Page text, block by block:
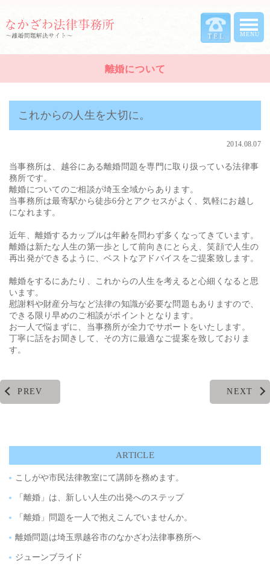
離婚について
これからの人生を大切に。
2014.08.07
当事務所は、越谷にある離婚問題を専門に取り扱っている法律事
務所です。
離婚についてのご相談が埼玉全域からあります。
当事務所は最寄駅から徒歩6分とアクセスがよく、気軽にお越し
になれます。
近年、離婚するカップルは年齢を問わず多くなってきています。
離婚は新たな人生の第一歩として前向きにとらえ、笑顔で人生の
再出発ができるように、ベストなアドバイスをご提案致します。
離婚をするにあたり、これからの人生を考えると心細くなると思
います。
慰謝料や財産分与など法律の知識が必要な問題もありますので、
できる限り早めのご相談がポイントとなります。
お一人で悩まずに、当事務所が全力でサポートをいたします。
丁寧に話をお聞きして、その方に最適なご提案を致しておりま
す。
PREV NEXT
ARTICLE
こしがや市民法律教室にて講師を務めます。
「離婚」は、新しい人生の出発へのステップ
「離婚」問題を一人で抱えこんでいませんか。
離婚問題は埼玉県越谷市のなかざわ法律事務所へ
ジューンブライド